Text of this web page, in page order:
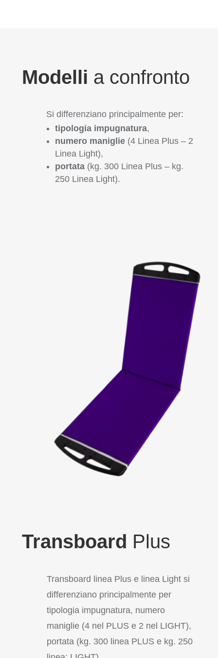
Modelli a confronto
Si differenziano principalmente per:
tipologia impugnatura,
numero maniglie(4 Linea Plus – 2
Linea Light),
portata(kg. 300 Linea Plus – kg.
250 Linea Light).
Transboard Plus
Transboard linea Plus e linea Light si
differenziano principalmente per
tipologia impugnatura, numero
maniglie (4 nel PLUS e 2 nel LIGHT),
portata (kg. 300 linea PLUS e kg. 250